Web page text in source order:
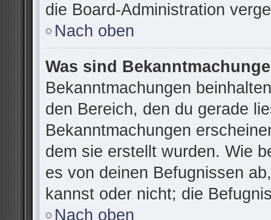
die Board-Administration
Nach oben
Was sind
Bekanntmachungen
den Bereich, den du gerade
Bekanntmachungen
dem sie erstellt wurden. Wie
es von deinen Befugnissen
kannst oder nicht; die
Nach oben